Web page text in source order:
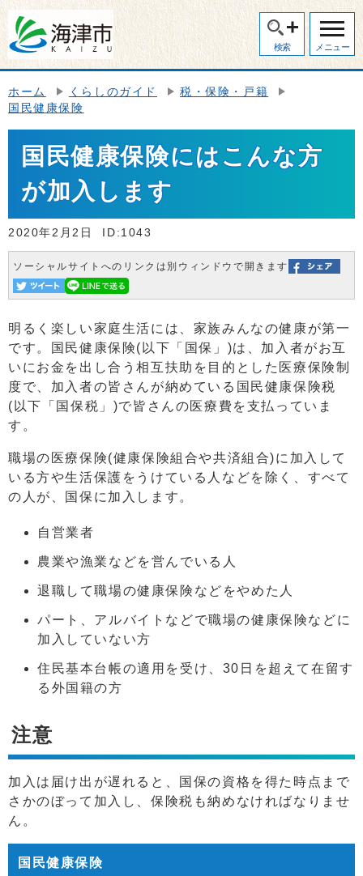
検索 メニュー
ホーム くらしのガイド
税・保険・戸籍
国民健康保険
国民健康保険にはこんな方
が加入します
2020年2月2日 ID:1043
ソーシャルサイトへのリンクは別ウィンドウで開きます
明るく楽しい家庭生活には、家族みんなの健康が第一
です。国民健康保険(以下「国保」)は、加入者がお互
いにお金を出し合う相互扶助を目的とした医療保険制
度で、加入者の皆さんが納めている国民健康保険税
(以下「国保税」)で皆さんの医療費を支払っていま
す。
職場の医療保険(健康保険組合や共済組合)に加入して
いる方や生活保護をうけている人などを除く、すべて
の人が、国保に加入します。
自営業者
農業や漁業などを営んでいる人
退職して職場の健康保険などをやめた人
パート、アルバイトなどで職場の健康保険などに
加入していない方
住民基本台帳の適用を受け、30日を超えて在留す
る外国籍の方
注意
加入は届け出が遅れると、国保の資格を得た時点まで
さかのぼって加入し、保険税も納めなければなりませ
ん。
国民健康保険